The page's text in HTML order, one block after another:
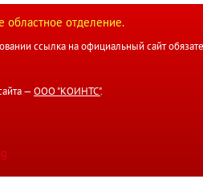
отделение.
ссылка на официальный сайт
— ООО "КОИНТС".